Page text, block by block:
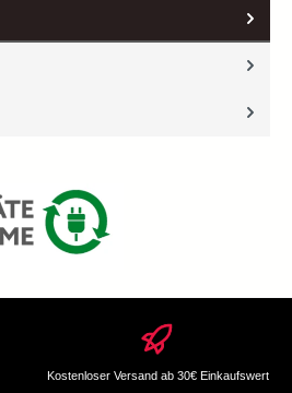
Kostenloser Versand ab 30€ Einkaufswert